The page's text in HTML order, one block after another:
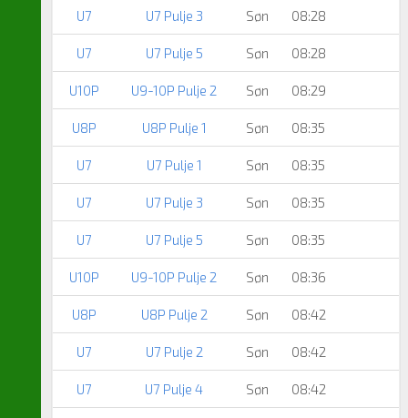
U7 U7 Pulje 3 Søn 08:28
U7 U7 Pulje 5 Søn 08:28
U10P U9-10P Pulje 2 Søn 08:29
U8P U8P Pulje 1 Søn 08:35
U7 U7 Pulje 1 Søn 08:35
U7 U7 Pulje 3 Søn 08:35
U7 U7 Pulje 5 Søn 08:35
U10P U9-10P Pulje 2 Søn 08:36
U8P U8P Pulje 2 Søn 08:42
U7 U7 Pulje 2 Søn 08:42
U7 U7 Pulje 4 Søn 08:42